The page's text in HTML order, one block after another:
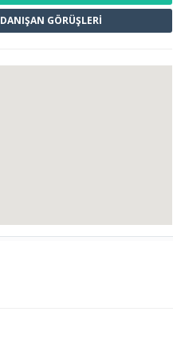
DANIŞAN GÖRÜŞLERİ